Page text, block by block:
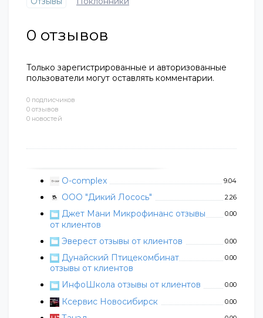
0 подписчиков
0 отзывов
0 новостей
O-complex 9.04
ООО "Дикий Лосось" 2.26
Джет Мани Микрофинанс отзывы
от клиентов
0.00
Эверест отзывы от клиентов 0.00
Дунайский Птицекомбинат
отзывы от клиентов
0.00
ИнфоШкола отзывы от клиентов 0.00
Ксервис Новосибирск 0.00
0 отзывов
Только зарегистрированные и авторизованные
пользователи могут оставлять комментарии.